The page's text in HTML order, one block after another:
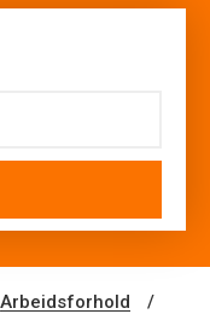
Arbeidsforhold